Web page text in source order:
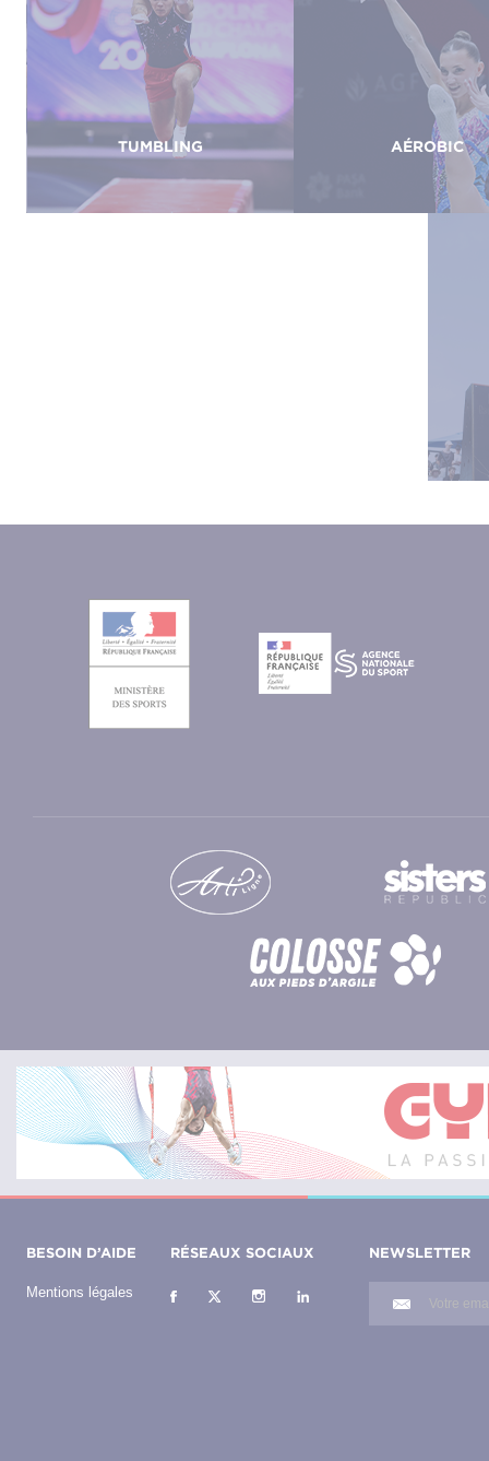
TUMBLING AÉROBIC
BESOIN D’AIDE
Mentions légales
RÉSEAUX SOCIAUX NEWSLETTER